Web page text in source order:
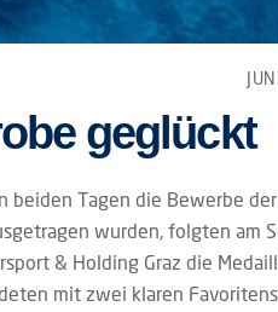
geglückt
beiden Tagen die Bewerbe
wurden, folgten am
& Holding Graz die
mit zwei klaren